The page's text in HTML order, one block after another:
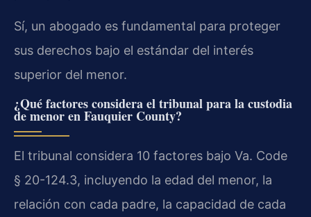
Sí, un abogado es fundamental para proteger
sus derechos bajo el estándar del interés
superior del menor.
¿Qué factores considera el tribunal para la custodia
de menor en Fauquier County?
El tribunal considera 10 factores bajo Va. Code
§ 20-124.3, incluyendo la edad del menor, la
relación con cada padre, la capacidad de cada